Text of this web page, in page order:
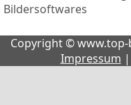
Bildersoftwares
Copyright ©
Impressum |